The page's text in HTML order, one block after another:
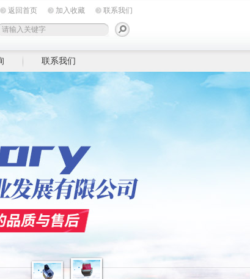
返回首页 加入收藏 联系我们
联系我们